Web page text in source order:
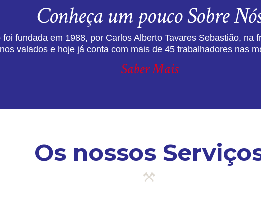
Conheça um pouco Sobre
fundada em 1988, por Carlos Alberto Tavares Sebastião, na
valados e hoje já conta com mais de 45 trabalhadores nas
Saber Mais
Os nossos